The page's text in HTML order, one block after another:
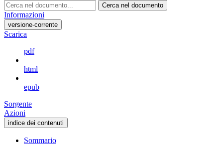
Cerca nel documento
Informazioni
versione-corrente
Scarica
pdf
html
epub
Sorgente
Azioni
indice dei contenuti
Sommario